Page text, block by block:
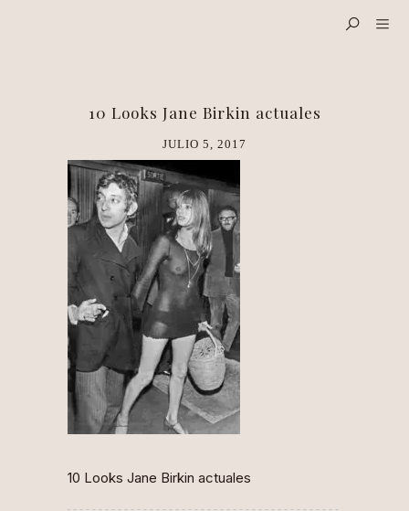
10 Looks Jane Birkin actuales
JULIO 5, 2017
10 Looks Jane Birkin actuales